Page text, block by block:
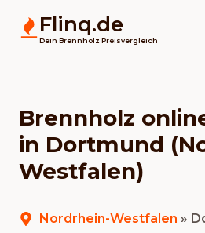
Flinq.de
Dein Brennholz Preisvergleich
Brennholz
in Dortmund
Westfalen)
Nordrhein-Westfalen »